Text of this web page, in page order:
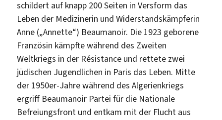
schildert auf knapp 200 Seiten in Versform das
Leben der Medizinerin und Widerstandskämpferin
Anne („Annette“) Beaumanoir. Die 1923 geborene
Französin kämpfte während des Zweiten
Weltkriegs in der Résistance und rettete zwei
jüdischen Jugendlichen in Paris das Leben. Mitte
der 1950er-Jahre während des Algerienkriegs
ergriff Beaumanoir Partei für die Nationale
Befreiungsfront und entkam mit der Flucht aus